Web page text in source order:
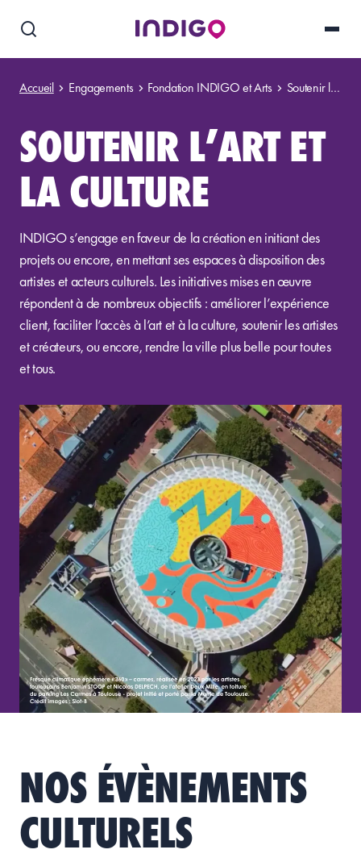
Accueil Engagements Fondation INDIGO et Arts Soutenir l’art et la culture
SOUTENIR L’ART ET
LA CULTURE
INDIGO s’engage en faveur de la création en initiant des
projets ou encore, en mettant ses espaces à disposition des
artistes et acteurs culturels. Les initiatives mises en œuvre
répondent à de nombreux objectifs : améliorer l’expérience
client, faciliter l’accès à l’art et à la culture, soutenir les artistes
et créateurs, ou encore, rendre la ville plus belle pour toutes
et tous.
NOS ÉVÈNEMENTS
CULTURELS